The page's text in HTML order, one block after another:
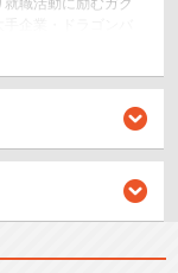
企業・ドラゴンバ
緒に起業しないか
超予測不能な起業サ